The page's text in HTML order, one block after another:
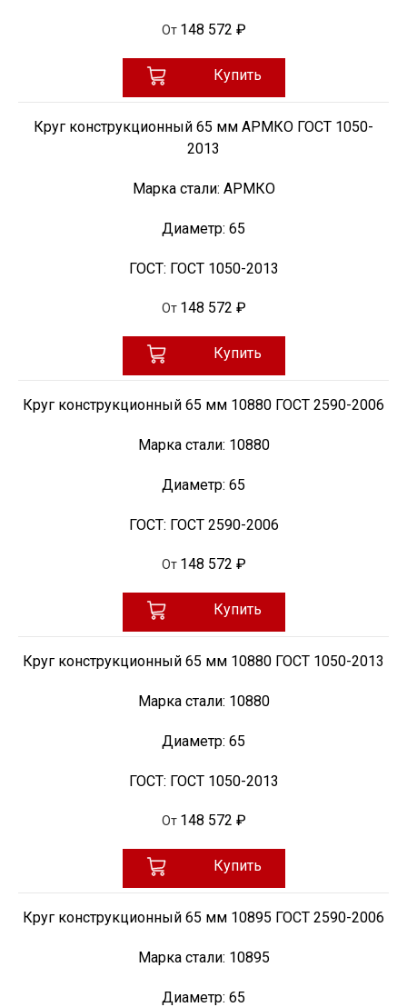
От 148 572 ₽
Купить
Круг конструкционный 65 мм АРМКО ГОСТ 1050-
2013
Марка стали: АРМКО
Диаметр: 65
ГОСТ: ГОСТ 1050-2013
От 148 572 ₽
Купить
Круг конструкционный 65 мм 10880 ГОСТ 2590-2006
Марка стали: 10880
Диаметр: 65
ГОСТ: ГОСТ 2590-2006
От 148 572 ₽
Купить
Круг конструкционный 65 мм 10880 ГОСТ 1050-2013
Марка стали: 10880
Диаметр: 65
ГОСТ: ГОСТ 1050-2013
От 148 572 ₽
Купить
Круг конструкционный 65 мм 10895 ГОСТ 2590-2006
Марка стали: 10895
Диаметр: 65